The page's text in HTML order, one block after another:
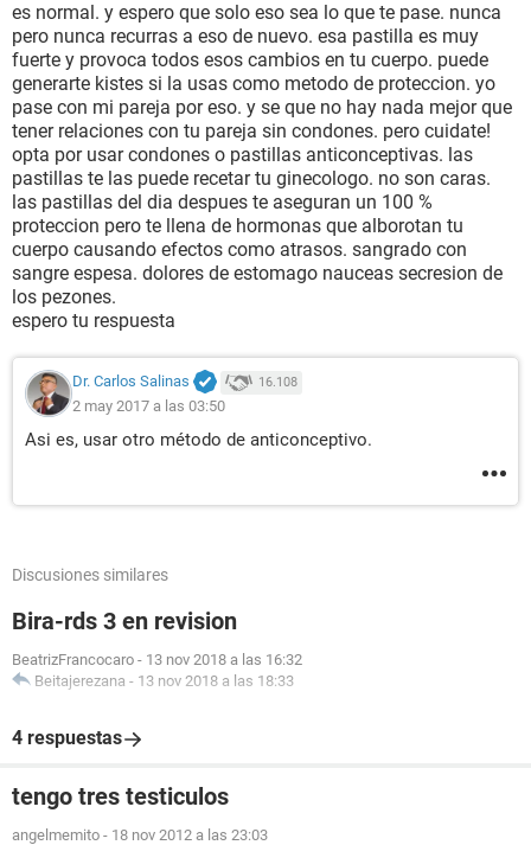
es normal. y espero que solo eso sea lo que te pase. nunca
pero nunca recurras a eso de nuevo. esa pastilla es muy
fuerte y provoca todos esos cambios en tu cuerpo. puede
generarte kistes si la usas como metodo de proteccion. yo
pase con mi pareja por eso. y se que no hay nada mejor que
tener relaciones con tu pareja sin condones. pero cuidate!
opta por usar condones o pastillas anticonceptivas. las
pastillas te las puede recetar tu ginecologo. no son caras.
las pastillas del dia despues te aseguran un 100 %
proteccion pero te llena de hormonas que alborotan tu
cuerpo causando efectos como atrasos. sangrado con
sangre espesa. dolores de estomago nauceas secresion de
los pezones.
espero tu respuesta
Dr. Carlos Salinas 16.108
2 may 2017 a las 03:50
Asi es, usar otro método de anticonceptivo.
Discusiones similares
Bira-rds 3 en revision
BeatrizFrancocaro - 13 nov 2018 a las 16:32
Beitajerezana - 13 nov 2018 a las 18:33
4 respuestas
tengo tres testiculos
angelmemito - 18 nov 2012 a las 23:03